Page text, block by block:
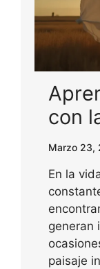
con
Marzo 23,
En la
generan
paisaje